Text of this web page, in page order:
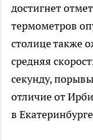
достигнет
термометров
столице также
средняя
секунду,
отличие от
в